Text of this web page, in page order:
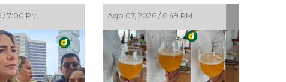
Ago 07, 2026 / 5:53 PM Ago 07, 2026 / 5:15 PM